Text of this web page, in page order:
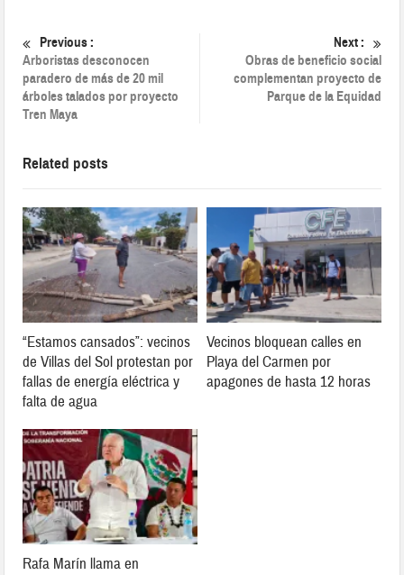
Previous :
Arboristas desconocen
paradero de más de 20 mil
árboles talados por proyecto
Tren Maya
Next :
Obras de beneficio social
complementan proyecto de
Parque de la Equidad
Related posts
“Estamos cansados”: vecinos
de Villas del Sol protestan por
fallas de energía eléctrica y
falta de agua
Vecinos bloquean calles en
Playa del Carmen por
apagones de hasta 12 horas
Rafa Marín llama en